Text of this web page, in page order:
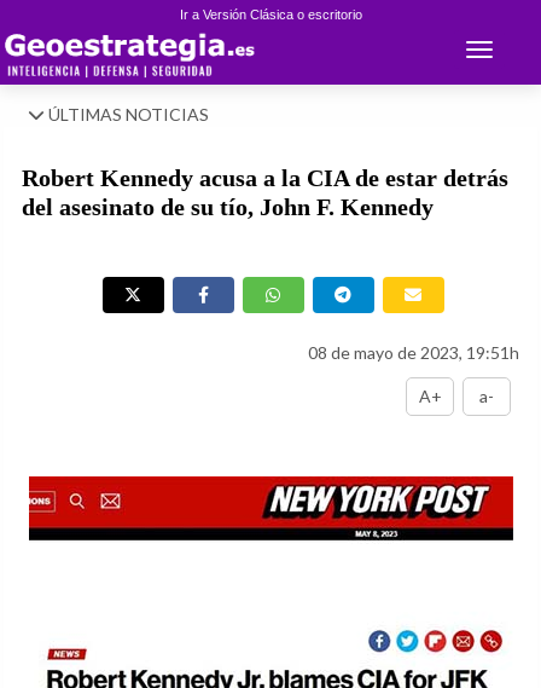
Ir a Versión Clásica o escritorio
Toggle
ÚLTIMAS NOTICIAS
Robert Kennedy acusa a la CIA de estar detrás
del asesinato de su tío, John F. Kennedy
08 de mayo de 2023, 19:51h
A+ a-